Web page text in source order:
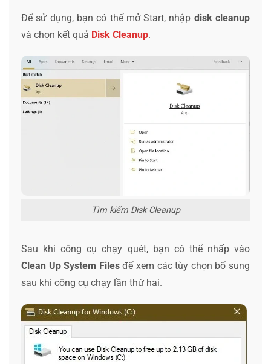
Để sử dụng, bạn có thể mở Start, nhập disk cleanup
và chọn kết quả Disk Cleanup.
Tìm kiếm Disk Cleanup
Sau khi công cụ chạy quét, bạn có thể nhấp vào
Clean Up System Filesđể xem các tùy chọn bổ sung
sau khi công cụ chạy lần thứ hai.